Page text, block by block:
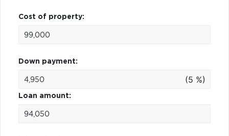
Cost of property:
Down payment:
(5 %)
Loan amount: